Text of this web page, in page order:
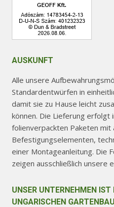
AUSKUNFT
Alle unsere
Standardentwürfen in
damit sie zu Hause leicht
können. Die Lieferung erfolgt
folienverpackten Paketen mit
Befestigungselementen,
einer Montageanleitung. Die
zeigen ausschließlich unsere
UNSER UNTERNEHMEN
UNGARISCHEN